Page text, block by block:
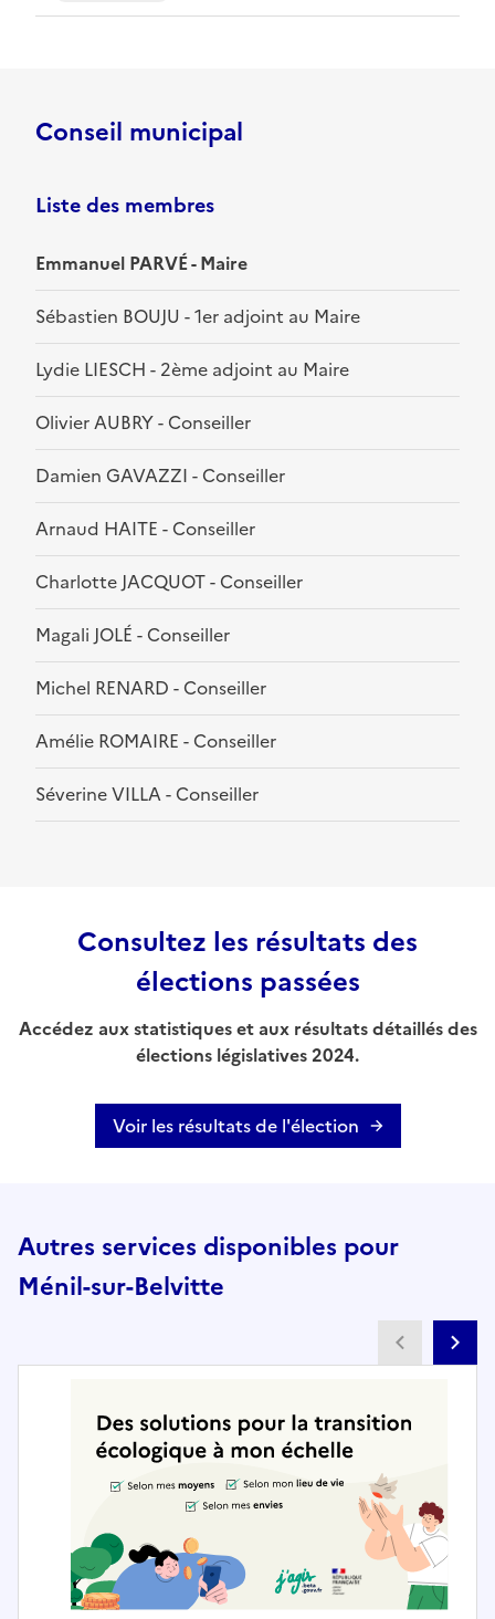
Conseil municipal
Liste des membres
Emmanuel PARVÉ - Maire
Sébastien BOUJU - 1er adjoint au Maire
Lydie LIESCH - 2ème adjoint au Maire
Olivier AUBRY - Conseiller
Damien GAVAZZI - Conseiller
Arnaud HAITE - Conseiller
Charlotte JACQUOT - Conseiller
Magali JOLÉ - Conseiller
Michel RENARD - Conseiller
Amélie ROMAIRE - Conseiller
Séverine VILLA - Conseiller
Consultez les résultats des
élections passées
Accédez aux statistiques et aux résultats détaillés des
élections législatives 2024.
Voir les résultats de l'élection
Autres services disponibles pour
Ménil-sur-Belvitte